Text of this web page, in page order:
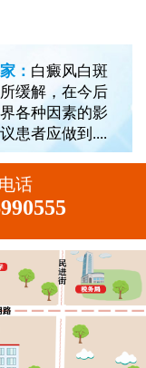
： 白癜风白斑
缓解，在今后
各种因素的影
患者应做到....
话